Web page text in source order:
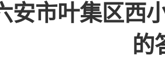
安市叶集区西
的